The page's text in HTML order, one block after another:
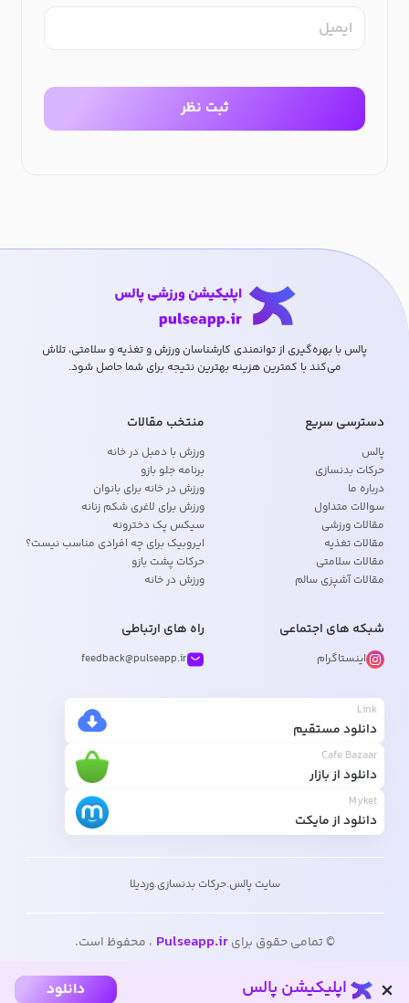
ایمیل
ثبت نظر
پالس با بهره‌گیری از توانمندی کارشناسان ورزش و تغذیه و سلامتی، تلاش
می‌کند با کمترین هزینه بهترین نتیجه برای شما حاصل شود.
دسترسی سریع
پالس
حرکات بدنسازی
درباره ما
سوالات متداول
مقالات ورزشی
مقالات تغذیه
مقالات سلامتی
مقالات آشپزی سالم
منتخب مقالات
ورزش با دمبل در خانه
برنامه جلو بازو
ورزش در خانه برای بانوان
ورزش برای لاغری شکم زنانه
سیکس پک دخترونه
ایروبیک برای چه افرادی مناسب نیست؟
حرکات پشت بازو
ورزش در خانه
شبکه های اجتماعی
اینستاگرام
راه های ارتباطی
feedback@pulseapp.ir
Link
دانلود مستقیم
Cafe Bazaar
دانلود از بازار
Myket
دانلود از مایکت
سایت پالس.حرکات بدنسازی.وردیلا
© تمامی حقوق برایPulseapp.ir ، محفوظ است.
اپلیکیشن پالس دانلود